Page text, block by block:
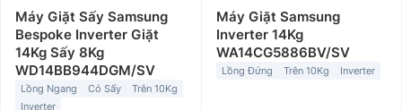
Máy Giặt Sấy Samsung
Bespoke Inverter Giặt
14Kg Sấy 8Kg
WD14BB944DGM/SV
Lồng Ngang Có Sấy
Trên 10Kg
Inverter
Máy Giặt Samsung
Inverter 14Kg
WA14CG5886BV/SV
Lồng Đứng Trên 10Kg Inverter